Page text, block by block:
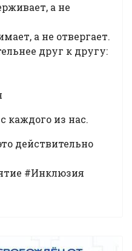
а не
а не отвергает.
друг к другу:
каждого из нас.
действительно
#Инклюзия